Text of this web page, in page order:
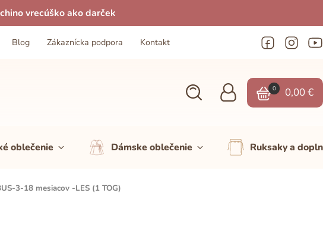
vrecúško ako darček
Blog Zákaznícka podpora Kontakt
0 0,00€
oblečenie Dámske oblečenie Ruksaky a
3-18 mesiacov -LES (1 TOG)